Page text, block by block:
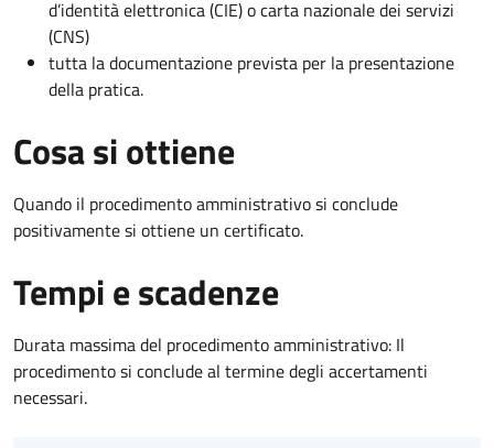
d’identità elettronica (CIE) o carta nazionale dei servizi
(CNS)
tutta la documentazione prevista per la presentazione
della pratica.
Cosa si ottiene
Quando il procedimento amministrativo si conclude
positivamente si ottiene un certificato.
Tempi e scadenze
Durata massima del procedimento amministrativo: Il
procedimento si conclude al termine degli accertamenti
necessari.